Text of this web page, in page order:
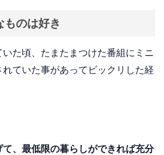
ものは好き
た頃、たまたまつけた番組にミニ
ていた事があってビックリした経
て、最低限の暮らしができれば充分